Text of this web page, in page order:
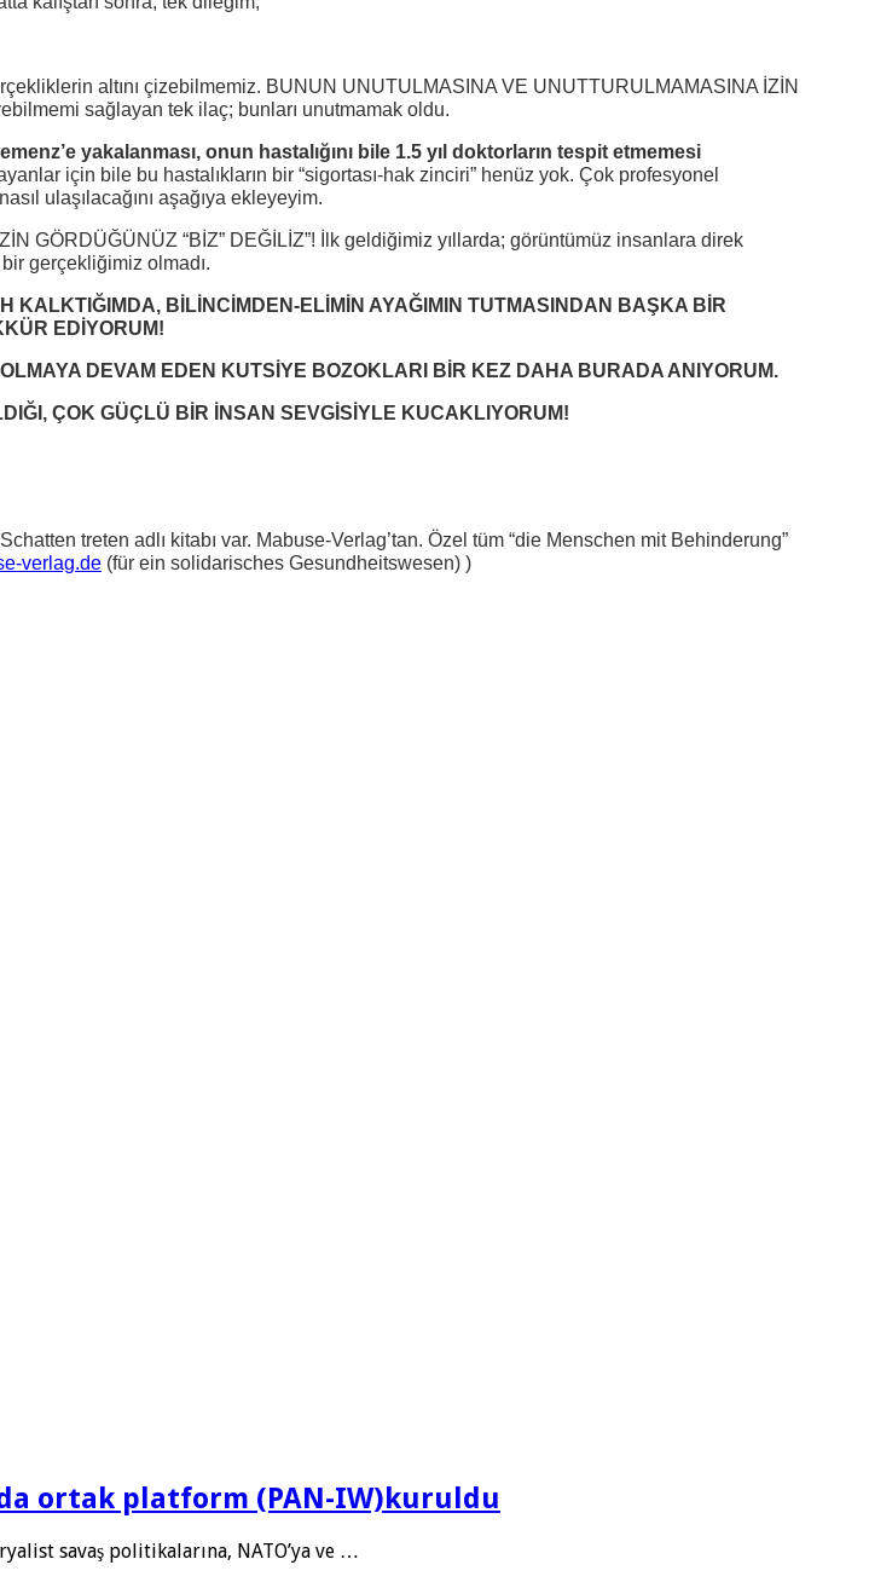
altını çizebilmemiz. BUNUN UNUTULMASINA VE UNUTTURULMAMASINA İZİN
sağlayan tek ilaç; bunları unutmamak oldu.
yakalanması, onun hastalığını bile 1.5 yıl doktorların tespit etmemesi
için bile bu hastalıkların bir “sigortası-hak zinciri” henüz yok. Çok profesyonel
ulaşılacağını aşağıya ekleyeyim.
GÖRDÜĞÜNÜZ “BİZ” DEĞİLİZ”! İlk geldiğimiz yıllarda; görüntümüz insanlara direk
gerçekliğimiz olmadı.
KALKTIĞIMDA, BİLİNCİMDEN-ELİMİN AYAĞIMIN TUTMASINDAN BAŞKA BİR
EDİYORUM!
DEVAM EDEN KUTSİYE BOZOKLARI BİR KEZ DAHA BURADA ANIYORUM.
ÇOK GÜÇLÜ BİR İNSAN SEVGİSİYLE KUCAKLIYORUM!
treten adlı kitabı var. Mabuse-Verlag’tan. Özel tüm “die Menschen mit Behinderung”
verlag.de (für ein solidarisches Gesundheitswesen) )
ortak platform (PAN-IW)kuruldu
savaş politikalarına, NATO’ya ve …